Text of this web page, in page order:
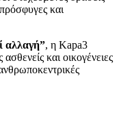
και
αλλαγή”, η Kapa3
και οικογένειες